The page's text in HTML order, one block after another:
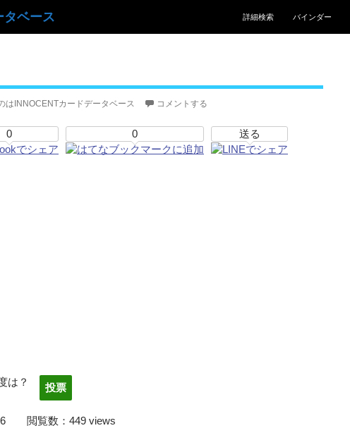
タベース
詳細検索
バインダー
はINNOCENTカードデータベース コメントする
0 0 送る
は？
03/06 閲覧数：449 views